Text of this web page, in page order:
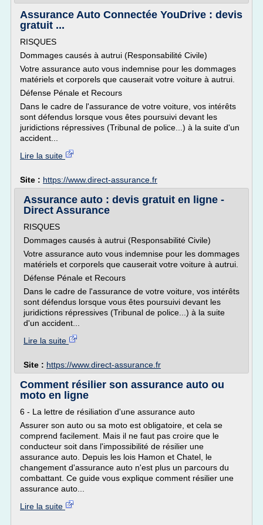
Assurance Auto Connectée YouDrive : devis
gratuit ...
RISQUES
Dommages causés à autrui (Responsabilité Civile)
Votre assurance auto vous indemnise pour les dommages
matériels et corporels que causerait votre voiture à autrui.
Défense Pénale et Recours
Dans le cadre de l'assurance de votre voiture, vos intérêts
sont défendus lorsque vous êtes poursuivi devant les
juridictions répressives (Tribunal de police...) à la suite d'un
accident...
Lire la suite
Site : https://www.direct-assurance.fr
Assurance auto : devis gratuit en ligne -
Direct Assurance
RISQUES
Dommages causés à autrui (Responsabilité Civile)
Votre assurance auto vous indemnise pour les dommages
matériels et corporels que causerait votre voiture à autrui.
Défense Pénale et Recours
Dans le cadre de l'assurance de votre voiture, vos intérêts
sont défendus lorsque vous êtes poursuivi devant les
juridictions répressives (Tribunal de police...) à la suite
d'un accident...
Lire la suite
Site : https://www.direct-assurance.fr
Comment résilier son assurance auto ou
moto en ligne
6 - La lettre de résiliation d'une assurance auto
Assurer son auto ou sa moto est obligatoire, et cela se
comprend facilement. Mais il ne faut pas croire que le
conducteur soit dans l'impossibilité de résilier une
assurance auto. Depuis les lois Hamon et Chatel, le
changement d'assurance auto n'est plus un parcours du
combattant. Ce guide vous explique comment résilier une
assurance auto...
Lire la suite